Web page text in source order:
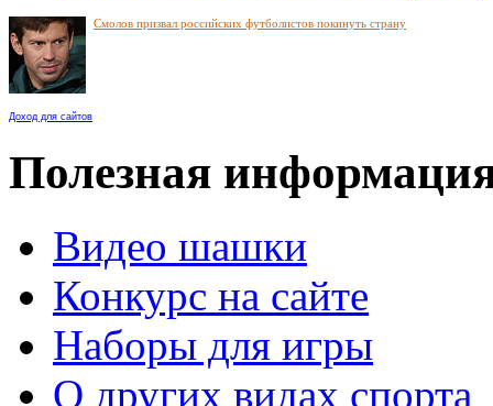
Смолов призвал российских футболистов покинуть страну
Доход для сайтов
Полезная
Видео шашки
Конкурс на сайте
Наборы для игры
О других видах спорта